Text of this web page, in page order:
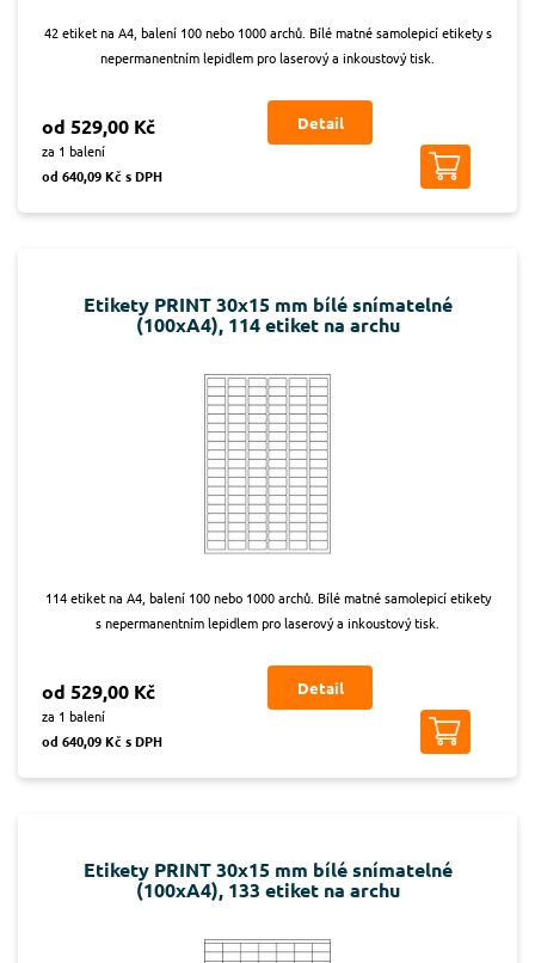
42 etiket na A4, balení 100 nebo 1000 archů. Bílé matné samolepicí etikety s
nepermanentním lepidlem pro laserový a inkoustový tisk.
od 529,00 Kč
za 1 balení
od 640,09 Kč s DPH
Detail
Etikety PRINT 30x15 mm bílé snímatelné
(100xA4), 114 etiket na archu
114 etiket na A4, balení 100 nebo 1000 archů. Bílé matné samolepicí etikety
s nepermanentním lepidlem pro laserový a inkoustový tisk.
od 529,00 Kč
za 1 balení
od 640,09 Kč s DPH
Detail
Etikety PRINT 30x15 mm bílé snímatelné
(100xA4), 133 etiket na archu